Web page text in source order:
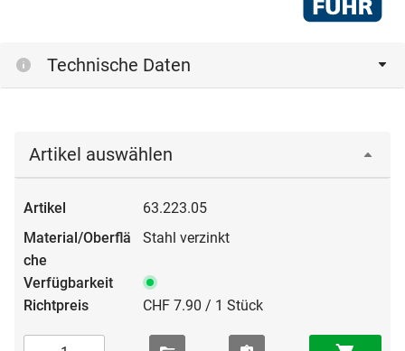
Technische Daten
Artikel auswählen
63.223.05
Stahl verzinkt
CHF 7.90 / 1 Stück